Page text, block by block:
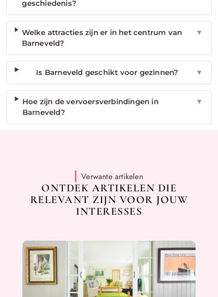
geschiedenis?
Welke attracties zijn er in het centrum van
Barneveld?
▼
Is Barneveld geschikt voor gezinnen? ▼
Hoe zijn de vervoersverbindingen in
Barneveld?
▼
Verwante artikelen
ONTDEK ARTIKELEN DIE
RELEVANT ZIJN VOOR JOUW
INTERESSES